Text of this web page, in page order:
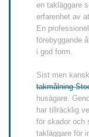
en takläggare
erfarenhet av
En
förebyggande
i god form.
Sist men
takmålning
husägare.
har tillräcklig
för skador och
takläggare för